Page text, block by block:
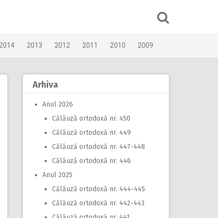
2013 2012 2011 2010 2009
Arhiva
Anul 2026
Călăuză ortodoxă nr. 450
Călăuză ortodoxă nr. 449
Călăuză ortodoxă nr. 447-448
Călăuză ortodoxă nr. 446
Anul 2025
Călăuză ortodoxă nr. 444-445
Călăuză ortodoxă nr. 442-443